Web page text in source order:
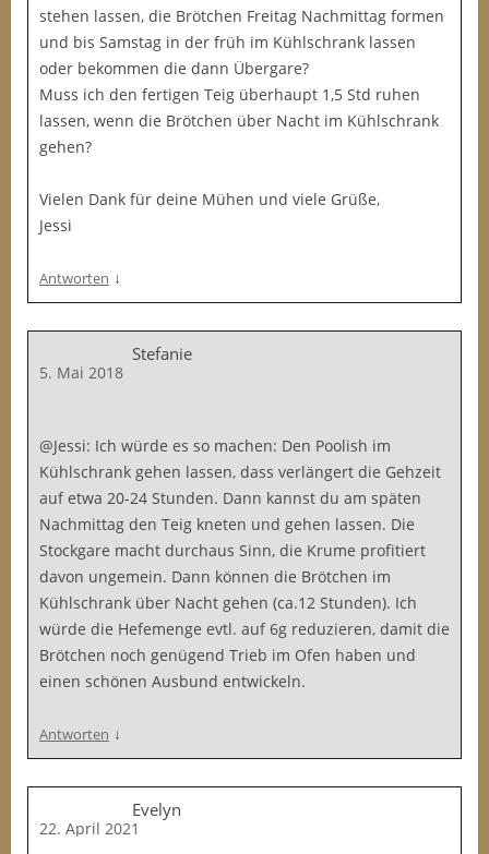
stehen lassen, die Brötchen Freitag Nachmittag formen
und bis Samstag in der früh im Kühlschrank lassen
oder bekommen die dann Übergare?
Muss ich den fertigen Teig überhaupt 1,5 Std ruhen
lassen, wenn die Brötchen über Nacht im Kühlschrank
gehen?
Vielen Dank für deine Mühen und viele Grüße,
Jessi
Antworten ↓
Stefanie
5. Mai 2018
@Jessi: Ich würde es so machen: Den Poolish im
Kühlschrank gehen lassen, dass verlängert die Gehzeit
auf etwa 20-24 Stunden. Dann kannst du am späten
Nachmittag den Teig kneten und gehen lassen. Die
Stockgare macht durchaus Sinn, die Krume profitiert
davon ungemein. Dann können die Brötchen im
Kühlschrank über Nacht gehen (ca.12 Stunden). Ich
würde die Hefemenge evtl. auf 6g reduzieren, damit die
Brötchen noch genügend Trieb im Ofen haben und
einen schönen Ausbund entwickeln.
Antworten ↓
Evelyn
22. April 2021